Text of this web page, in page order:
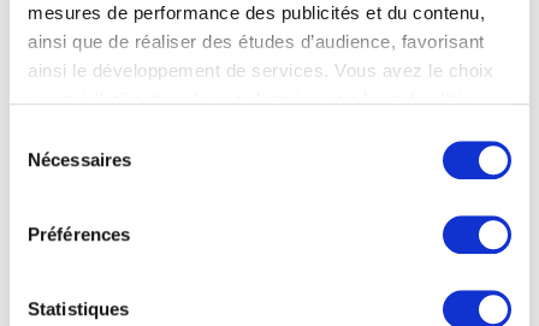
mesures de performance des publicités et du contenu,
ainsi que de réaliser des études d’audience, favorisant
ainsi le développement de services. Vous avez le choix
quant à l'utilisation de vos données et à leurs finalités.
tout moment en consultant la Déclaration relative aux
cookies ou en cliquant sur l'icône de confidentialité.
Si vous le permettez, nous aimerions également :
géographique qui peuvent être précises à plusieurs
Nécessaires
Préférences
Statistiques
Westerwald
milieu XVIIe siècle
Westerwald
Potsdam, Brandenbourg (Allemagne) 1788 - Berlin (Allemagne) 1859
Wiertz Antoine